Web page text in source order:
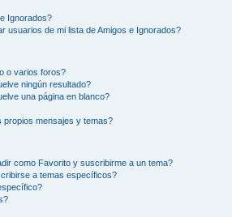
Ignorados?
usuarios de mi lista de Amigos e Ignorados?
o varios foros?
ningún resultado?
una página en blanco?
propios mensajes y temas?
como Favorito y suscribirme a un tema?
a temas específicos?